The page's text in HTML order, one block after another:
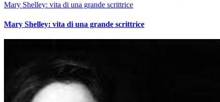
Mary Shelley: vita di una grande scrittrice
Mary Shelley: vita di una grande scrittrice